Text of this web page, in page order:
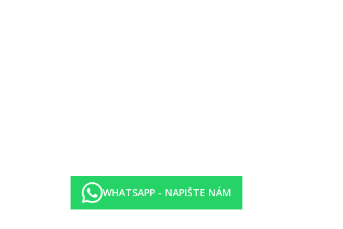
na kategorii hotelu. Taxa není zahrnuta v ceně zájezdu a musí být
WHATSAPP - NAPIŠTE NÁM